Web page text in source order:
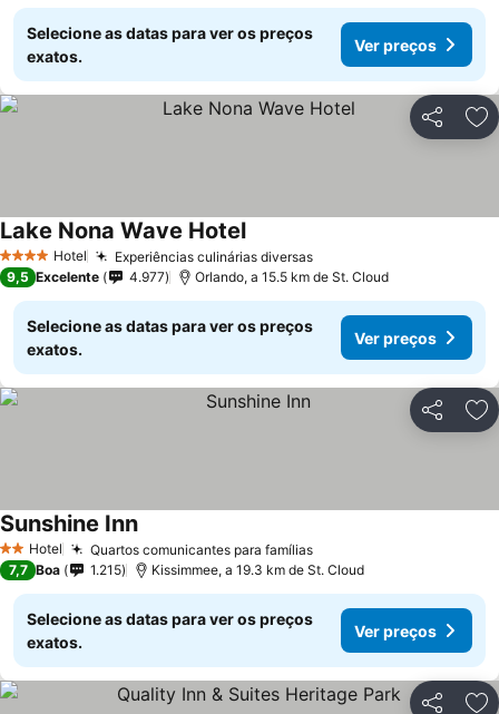
Selecione as datas para ver os preços
exatos.
Ver preços
Partilhar
4 EstrelasHotel Experiências culinárias diversasVer preços
Lake Nona Wave HotelVer preços
9,5 Excelente 4.977 Orlando, a 15.5 km de St. Cloud
Selecione as datas para ver os preços
exatos.
Ver preços
Partilhar
2 Estrelas
Hotel Quartos comunicantes para famíliasVer preços
Sunshine InnVer preços
7,7 Boa 1.215 Kissimmee, a 19.3 km de St. Cloud
Selecione as datas para ver os preços
exatos.
Ver preços